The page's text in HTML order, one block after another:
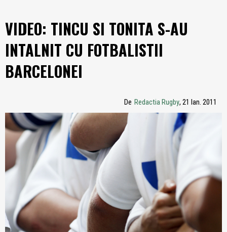
VIDEO: TINCU SI TONITA S-AU
INTALNIT CU FOTBALISTII
BARCELONEI
De Redactia Rugby, 21 Ian. 2011